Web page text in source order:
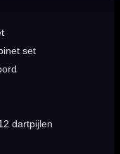
set
dartpijlen